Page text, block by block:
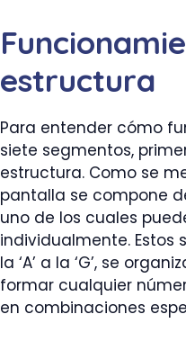
estructura
Para entender cómo
siete segmentos,
estructura. Como se
pantalla se compone
uno de los cuales
individualmente. Estos
la ‘A’ a la ‘G’, se
formar cualquier
en combinaciones